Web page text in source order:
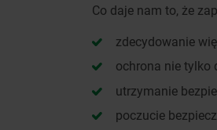
Co daje nam to, że
zdecydowanie
ochrona nie tylko
utrzymanie
poczucie